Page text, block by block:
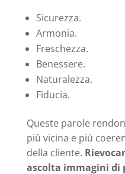
Sicurezza.
Armonia.
Freschezza.
Benessere.
Naturalezza.
Fiducia.
Queste parole
più vicina e più
della cliente.
ascolta immagini di